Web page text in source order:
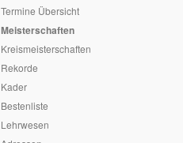
Termine Übersicht
Meisterschaften
Kreismeisterschaften
Rekorde
Kader
Bestenliste
Lehrwesen